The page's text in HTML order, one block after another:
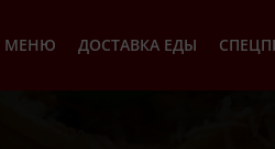
МЕНЮ ДОСТАВКА ЕДЫ